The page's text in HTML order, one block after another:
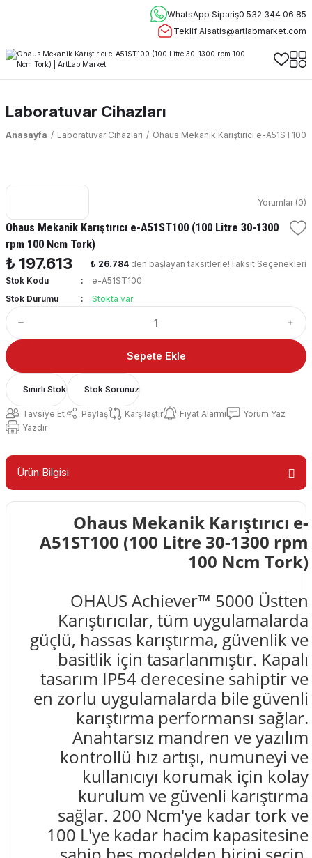
WhatsApp Sipariş0 532 344 06 85
Teklif Alsatis@artlabmarket.com
Laboratuvar Cihazları
Anasayfa Laboratuvar Cihazları Ohaus Mekanik Karıştırıcı e-
Yorumlar (0)
Ohaus Mekanik Karıştırıcı e-A51ST100 (100 Litre 30-1300
rpm 100 Ncm Tork)
₺ 197.613 ₺ 26.784 den başlayan taksitlerle!Taksit Seçenekleri
Stok Kodu
e-A51ST100
Stok Durumu
Stokta var
Sepete Ekle
Sınırlı Stok Stok Sorunuz
Tavsiye Et Paylaş Karşılaştır Fiyat Alarmı
Yorum Yaz
Yazdır
Ürün Bilgisi
Ohaus Mekanik Karıştırıcı e-
A51ST100 (100 Litre 30-1300 rpm
100 Ncm Tork)
OHAUS Achiever™ 5000 Üstten
Karıştırıcılar, tüm uygulamalarda
güçlü, hassas karıştırma, güvenlik ve
basitlik için tasarlanmıştır. Kapalı
tasarım IP54 derecesine sahiptir ve
en zorlu uygulamalarda bile güvenli
karıştırma performansı sağlar.
Anahtarsız mandren ve yazılım
kontrollü hız artışı, numuneyi ve
kullanıcıyı korumak için kolay
kurulum ve güvenli karıştırma
sağlar. 200 Ncm'ye kadar tork ve
100 L'ye kadar hacim kapasitesine